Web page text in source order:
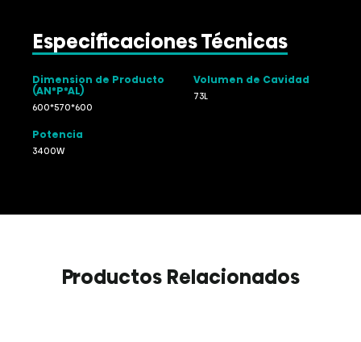
Especificaciones Técnicas
Dimension de Producto
(AN*P*AL)
600*570*600
Volumen de Cavidad
73L
Potencia
3400W
Productos Relacionados